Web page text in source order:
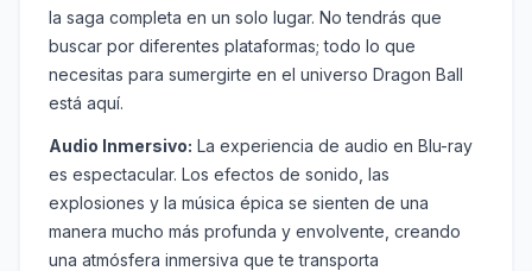
la saga completa en un solo lugar. No tendrás que
buscar por diferentes plataformas; todo lo que
necesitas para sumergirte en el universo Dragon Ball
está aquí.
Audio Inmersivo: La experiencia de audio en Blu-ray
es espectacular. Los efectos de sonido, las
explosiones y la música épica se sienten de una
manera mucho más profunda y envolvente, creando
una atmósfera inmersiva que te transporta